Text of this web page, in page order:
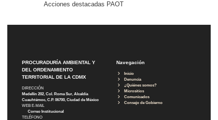
Acciones destacadas PAOT
PROCURADURÍA AMBIENTAL Y
DEL ORDENAMIENTO
TERRITORIAL DE LA CDMX
DIRECCIÓN
Medellín 202, Col. Roma Sur, Alcaldía
Cuauhtémoc, C.P. 06700, Ciudad de México
WEB E-MAIL
Correo Institucional
TELÉFONO
Navegación
Inicio
Denuncia
¿Quiénes somos?
Micrositios
Comunicados
Consejo de Gobierno